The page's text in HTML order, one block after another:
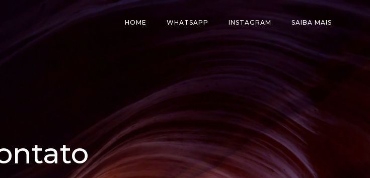
HOME WHATSAPP INSTAGRAM SAIBA MAIS